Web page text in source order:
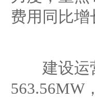
费用同比增
建设运营
563.56MW